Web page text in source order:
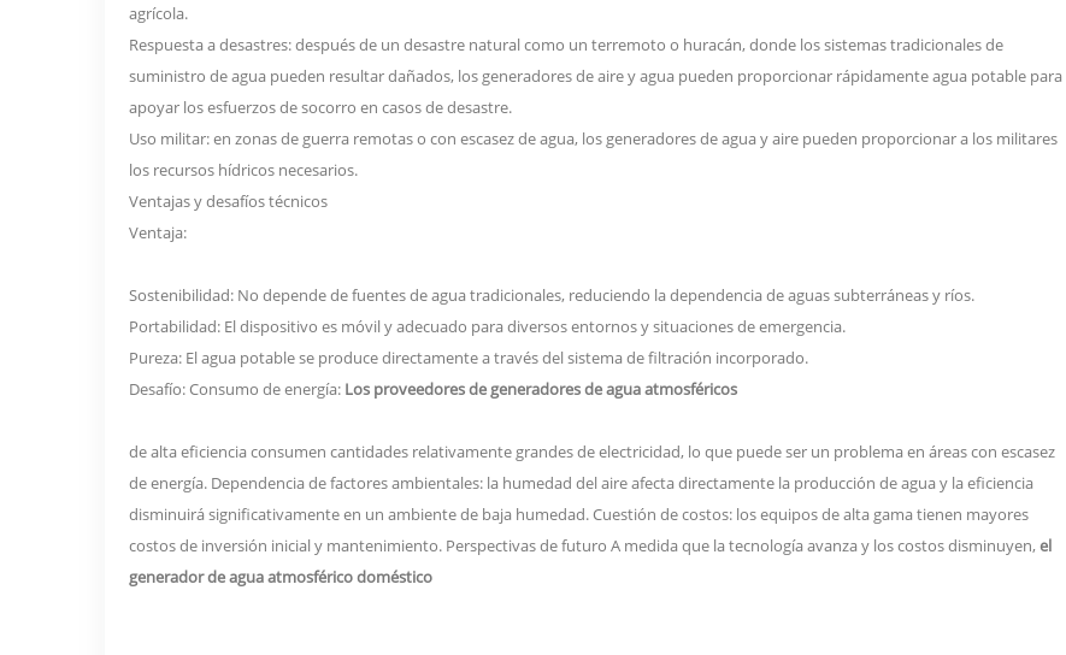
agrícola.
Respuesta a desastres: después de un desastre natural como un terremoto o huracán, donde los sistemas tradicionales de
suministro de agua pueden resultar dañados, los generadores de aire y agua pueden proporcionar rápidamente agua potable para
apoyar los esfuerzos de socorro en casos de desastre.
Uso militar: en zonas de guerra remotas o con escasez de agua, los generadores de agua y aire pueden proporcionar a los militares
los recursos hídricos necesarios.
Ventajas y desafíos técnicos
Ventaja:
Sostenibilidad: No depende de fuentes de agua tradicionales, reduciendo la dependencia de aguas subterráneas y ríos.
Portabilidad: El dispositivo es móvil y adecuado para diversos entornos y situaciones de emergencia.
Pureza: El agua potable se produce directamente a través del sistema de filtración incorporado.
Desafío: Consumo de energía: Los proveedores de generadores de agua atmosféricos
de alta eficiencia consumen cantidades relativamente grandes de electricidad, lo que puede ser un problema en áreas con escasez
de energía. Dependencia de factores ambientales: la humedad del aire afecta directamente la producción de agua y la eficiencia
disminuirá significativamente en un ambiente de baja humedad. Cuestión de costos: los equipos de alta gama tienen mayores
costos de inversión inicial y mantenimiento. Perspectivas de futuro A medida que la tecnología avanza y los costos disminuyen,el
generador de agua atmosférico doméstico